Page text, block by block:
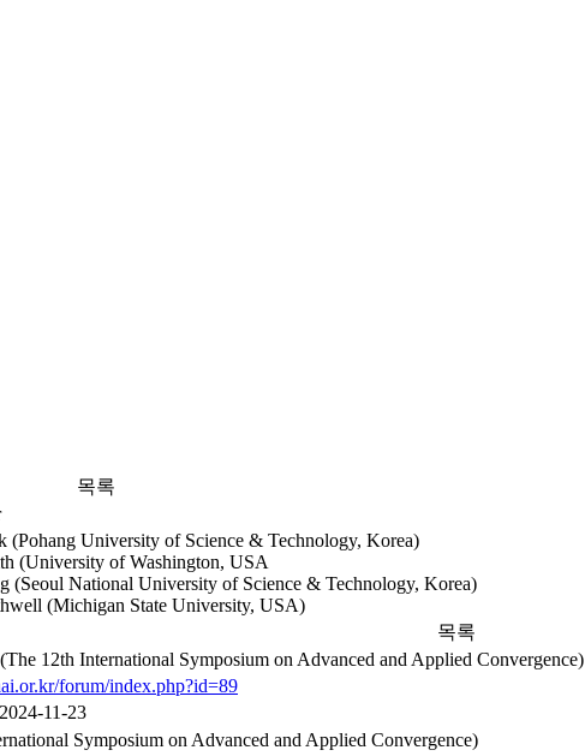
목록
(Pohang University of Science & Technology, Korea)
(University of Washington, USA
(Seoul National University of Science & Technology, Korea)
(Michigan State University, USA)
목록
(The 12th International Symposium on Advanced and Applied Convergence)
forum/index.php?id=89
11-23
Symposium on Advanced and Applied Convergence)